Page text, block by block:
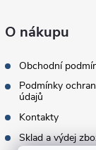
O nákupu
Obchodní
Podmínky
údajů
Kontakty
Sklad a výdej